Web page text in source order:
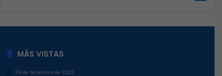
MÁS VISTAS
29 de diciembre de 2023